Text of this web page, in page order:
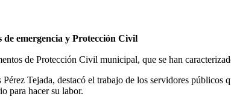
de emergencia y Protección Civil
de Protección Civil municipal, que se han
Tejada, destacó el trabajo de los servidores públicos
para hacer su labor.